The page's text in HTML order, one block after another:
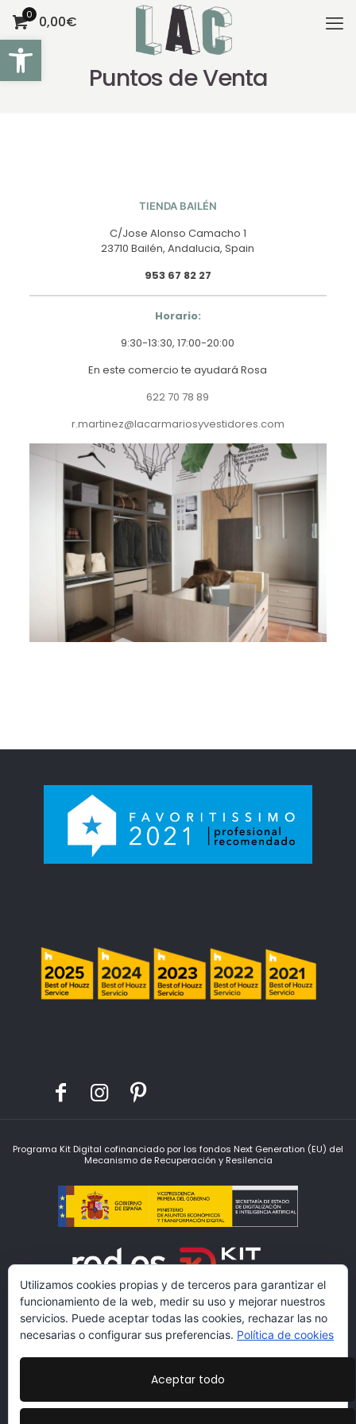
Abrir barra de herramientas
0 0,00€
Puntos de Venta
TIENDA BAILÉN
C/Jose Alonso Camacho 1
23710 Bailén, Andalucia, Spain
953 67 82 27
Horario:
9:30-13:30, 17:00-20:00
En este comercio te ayudará Rosa
622 70 78 89
r.martinez@lacarmariosyvestidores.com
Programa Kit Digital cofinanciado por los fondos Next Generation (EU) del
Mecanismo de Recuperación y Resilencia
www.lacarmariosyvestidores.com
Utilizamos cookies propias y de terceros para garantizar el
funcionamiento de la web, medir su uso y mejorar nuestros
servicios. Puede aceptar todas las cookies, rechazar las no
necesarias o configurar sus preferencias. Política de cookies
Aceptar todo